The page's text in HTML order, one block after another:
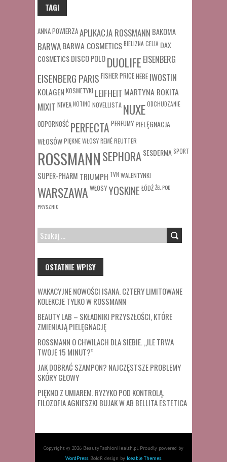
TAGI
ANNA POWIERZAAPLIKACJA ROSSMANN BAKOMA
BARWABARWA COSMETICSBIELIZNA CELIA DAX
COSMETICSDISCO POLODUOLIFE EISENBERG
EISENBERG PARIS FISHER PRICEHEBE IWOSTIN
KOLAGEN KOSMETYKI LEIFHEIT MARTYNA ROKITA
MIXIT NIVEANOTINO NOVELLISTA NUXEODCHUDZANIE
ODPORNOŚĆ PERFECTA PERFUMY PIELĘGNACJA
WŁOSÓWPIĘKNE WŁOSYREMÉREUTTER
ROSSMANNSEPHORASESDERMA SPORT
SUPER-PHARM TRIUMPH TVN WALENTYNKI
WARSZAWA WŁOSYYOSKINE ŁÓDŹŻEL POD
PRYSZNIC
SZUKAJ:
OSTATNIE WPISY
WAKACYJNE NOWOŚCI ISANA. CZTERY LIMITOWANE
KOLEKCJE TYLKO W ROSSMANN
BEAUTY LAB – SKŁADNIKI PRZYSZŁOŚCI, KTÓRE
ZMIENIAJĄ PIELĘGNACJĘ
ROSSMANN O CHWILACH DLA SIEBIE. „ILE TRWA
TWOJE 15 MINUT?”
JAK DOBRAĆ SZAMPON? NAJCZĘSTSZE PROBLEMY
SKÓRY GŁOWY
PIĘKNO Z UMIAREM. RYZYKO POD KONTROLĄ.
FILOZOFIA AGNIESZKI BUJAK W AB BELLITA ESTETICA
Copyright © 2026 BeautyFashionHealth.pl. Proudly powered by
WordPress. BoldR design by Iceable Themes.